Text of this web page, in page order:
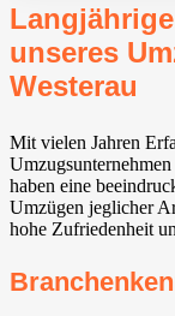
unseres
Westerau
Mit vielen Jahren
haben eine
Umzügen jeglicher
hohe Zufriedenheit